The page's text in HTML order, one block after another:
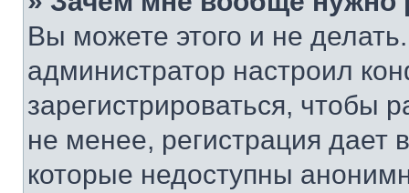
Вы можете этого и не
администратор настроил
зарегистрироваться, чтобы
не менее, регистрация
которые недоступны